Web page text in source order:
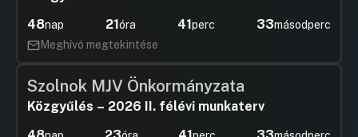
48nap 21óra 41perc 32másodperc
Meghívó megtekintése
Szolnok MJV Önkormányzata
Közgyűlés – 2026 II. félévi munkaterv